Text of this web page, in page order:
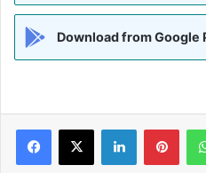
Download from Google
Facebook
X LinkedIn